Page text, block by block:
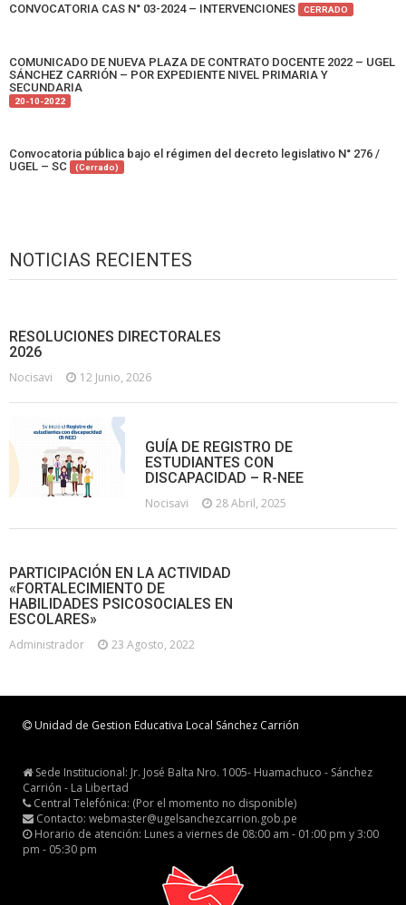
CONVOCATORIA CAS N° 03-2024 – INTERVENCIONES CERRADO
COMUNICADO DE NUEVA PLAZA DE CONTRATO DOCENTE 2022 – UGEL
SÁNCHEZ CARRIÓN – POR EXPEDIENTE NIVEL PRIMARIA Y
SECUNDARIA
20-10-2022
Convocatoria pública bajo el régimen del decreto legislativo N° 276 /
UGEL – SC
(Cerrado)
NOTICIAS RECIENTES
RESOLUCIONES DIRECTORALES
2026
Nocisavi 12 Junio, 2026
GUÍA DE REGISTRO DE
ESTUDIANTES CON
DISCAPACIDAD – R-NEE
Nocisavi 28 Abril, 2025
PARTICIPACIÓN EN LA ACTIVIDAD
«FORTALECIMIENTO DE
HABILIDADES PSICOSOCIALES EN
ESCOLARES»
Administrador 23 Agosto, 2022
Unidad de Gestion Educativa Local Sánchez Carrión
Sede Institucional: Jr. José Balta Nro. 1005- Huamachuco - Sánchez
Carrión - La Libertad
Central Telefónica: (Por el momento no disponible)
Contacto: webmaster@ugelsanchezcarrion.gob.pe
Horario de atención: Lunes a viernes de 08:00 am - 01:00 pm y 3:00
pm - 05:30 pm